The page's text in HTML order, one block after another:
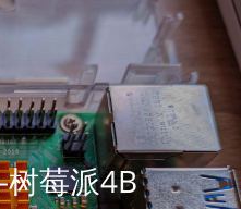
莓派4B